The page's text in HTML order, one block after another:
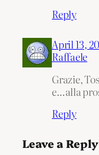
Reply
April 13,
Raffaele
Grazie,
e…alla
Reply
Leave a Reply